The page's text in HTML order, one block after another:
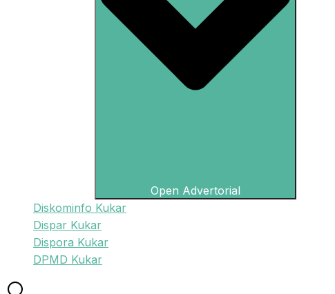
Open Advertorial
Diskominfo Kukar
Dispar Kukar
Dispora Kukar
DPMD Kukar